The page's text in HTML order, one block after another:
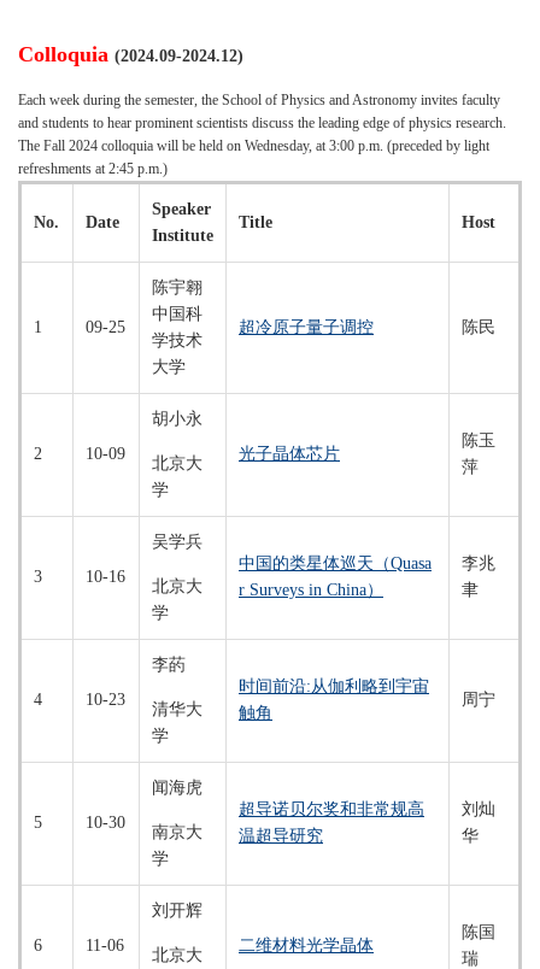
Colloquia (2024.09-2024.12)
Each week during the semester, the School of Physics and Astronomy invites faculty
and students to hear prominent scientists discuss the leading edge of physics research.
The Fall 2024 colloquia will be held on Wednesday, at 3:00 p.m. (preceded by light
refreshments at 2:45 p.m.)
No. Date
Speaker
Institute
Title Host
1 09-25
陈宇翱
中国科
学技术
大学
超冷原子量子调控 陈民
2 10-09
胡小永
北京大
学
光子晶体芯片
陈玉
萍
3 10-16
吴学兵
北京大
学
中国的类星体巡天（Quasa
r Surveys in China）
李兆
聿
4 10-23
李菂
清华大
学
时间前沿:从伽利略到宇宙
触角
周宁
5 10-30
闻海虎
南京大
学
超导诺贝尔奖和非常规高
温超导研究
刘灿
华
6 11-06
刘开辉
北京大
二维材料光学晶体
陈国
瑞